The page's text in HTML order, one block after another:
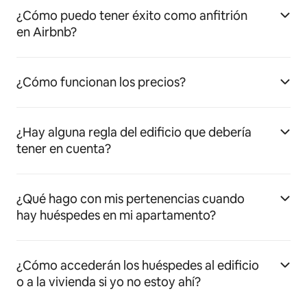
¿Cómo puedo tener éxito como anfitrión
en Airbnb?
¿Cómo funcionan los precios?
¿Hay alguna regla del edificio que debería
tener en cuenta?
¿Qué hago con mis pertenencias cuando
hay huéspedes en mi apartamento?
¿Cómo accederán los huéspedes al edificio
o a la vivienda si yo no estoy ahí?